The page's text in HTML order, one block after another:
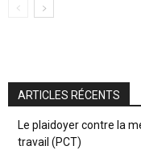
ARTICLES RÉCENTS
Le plaidoyer contre la
travail (PCT)